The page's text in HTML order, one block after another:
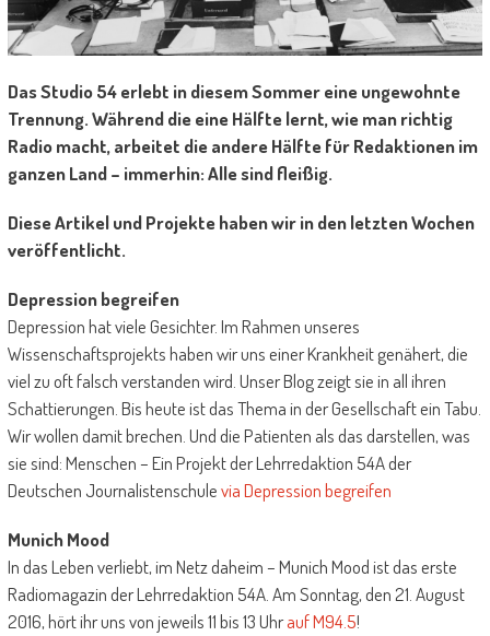
Das Studio 54 erlebt in diesem Sommer eine ungewohnte
Trennung. Während die eine Hälfte lernt, wie man richtig
Radio macht, arbeitet die andere Hälfte für Redaktionen im
ganzen Land – immerhin: Alle sind fleißig.
Diese Artikel und Projekte haben wir in den letzten Wochen
veröffentlicht.
Depression begreifen
Depression hat viele Gesichter. Im Rahmen unseres
Wissenschaftsprojekts haben wir uns einer Krankheit genähert, die
viel zu oft falsch verstanden wird. Unser Blog zeigt sie in all ihren
Schattierungen. Bis heute ist das Thema in der Gesellschaft ein Tabu.
Wir wollen damit brechen. Und die Patienten als das darstellen, was
sie sind: Menschen – Ein Projekt der Lehrredaktion 54A der
Deutschen Journalistenschulevia Depression begreifen
Munich Mood
In das Leben verliebt, im Netz daheim – Munich Mood ist das erste
Radiomagazin der Lehrredaktion 54A. Am Sonntag, den 21. August
2016, hört ihr uns von jeweils 11 bis 13 Uhrauf M94.5!